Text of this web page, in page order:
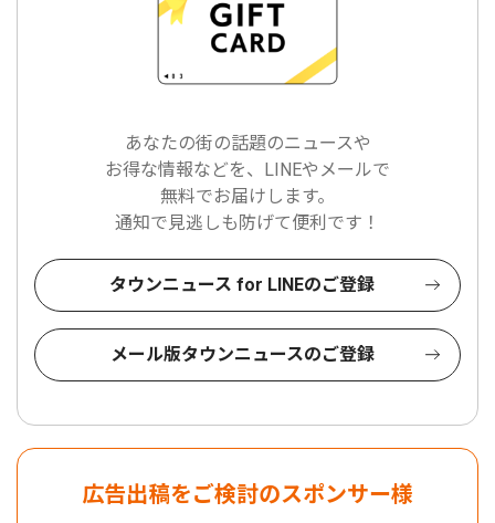
あなたの街の話題のニュースや
お得な情報などを、LINEやメールで
無料でお届けします。
通知で見逃しも防げて便利です！
タウンニュース for LINEのご登録
メール版タウンニュースのご登録
広告出稿をご検討のスポンサー様